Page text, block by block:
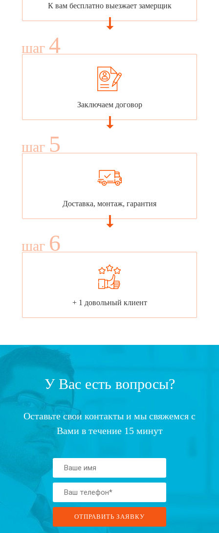
К вам бесплатно выезжает замерщик
шаг 4
Заключаем договор
шаг 5
Доставка, монтаж, гарантия
шаг 6
+ 1 довольный клиент
У Вас есть вопросы?
Оставьте свои контакты и мы свяжемся с
Вами в течение 15 минут